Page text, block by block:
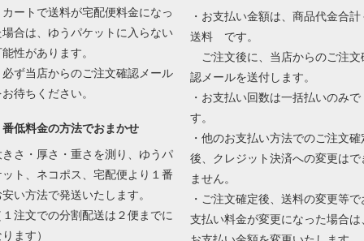
カートで送料が宅配便料金になっ
場合は、ゆうパケットに入らない
性があります。
ず当店からのご注文確認メール
待ちください。
番低料金の方法でおまかせ
きさ・厚さ・重さを測り、ゆうパ
ット、ネコポス、宅配便より１番
い方法で発送いたします。
１注文での分割配送は２便までに
ます）
・お支払い金額は、商品代金合計
送料 です。
ご注文後に、当店からのご注文
認メールを送付します。
・お支払い回数は一括払いのみで
す。
・他のお支払い方法でのご注文確
後、クレジット決済への変更はで
ません。
・ご注文確定後、送料の変更等で
支払い料金が変更になった場合は